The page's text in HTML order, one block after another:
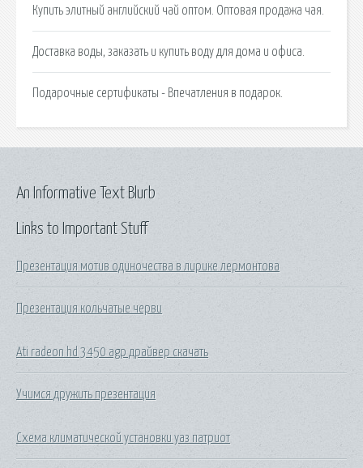
Купить элитный английский чай оптом. Оптовая продажа чая.
Доставка воды, заказать и купить воду для дома и офиса.
Подарочные сертификаты - Впечатления в подарок.
Links to Important Stuff
Презентация мотив одиночества в лирике лермонтова
Презентация кольчатые черви
Ati radeon hd 3450 agp драйвер скачать
Учимся дружить презентация
Схема климатической установки уаз патриот
An Informative Text Blurb